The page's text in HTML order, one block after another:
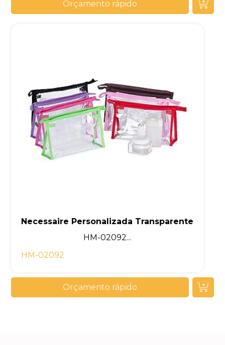
Orçamento rápido
Necessaire Personalizada Transparente
HM-02092...
HM-02092
Orçamento rápido